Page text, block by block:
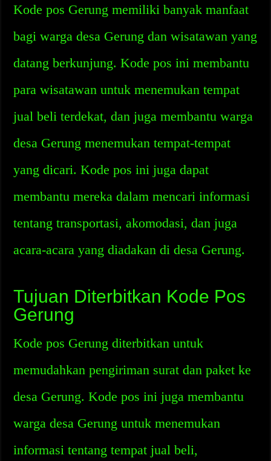
Kode pos Gerung memiliki banyak manfaat
bagi warga desa Gerung dan wisatawan yang
datang berkunjung. Kode pos ini membantu
para wisatawan untuk menemukan tempat
jual beli terdekat, dan juga membantu warga
desa Gerung menemukan tempat-tempat
yang dicari. Kode pos ini juga dapat
membantu mereka dalam mencari informasi
tentang transportasi, akomodasi, dan juga
acara-acara yang diadakan di desa Gerung.
Tujuan Diterbitkan Kode Pos
Gerung
Kode pos Gerung diterbitkan untuk
memudahkan pengiriman surat dan paket ke
desa Gerung. Kode pos ini juga membantu
warga desa Gerung untuk menemukan
informasi tentang tempat jual beli,